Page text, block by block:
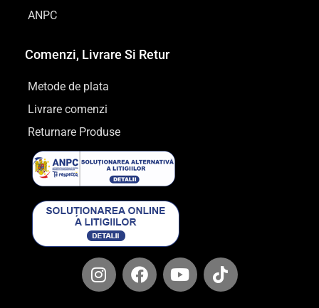
ANPC
Comenzi, Livrare Si Retur
Metode de plata
Livrare comenzi
Returnare Produse